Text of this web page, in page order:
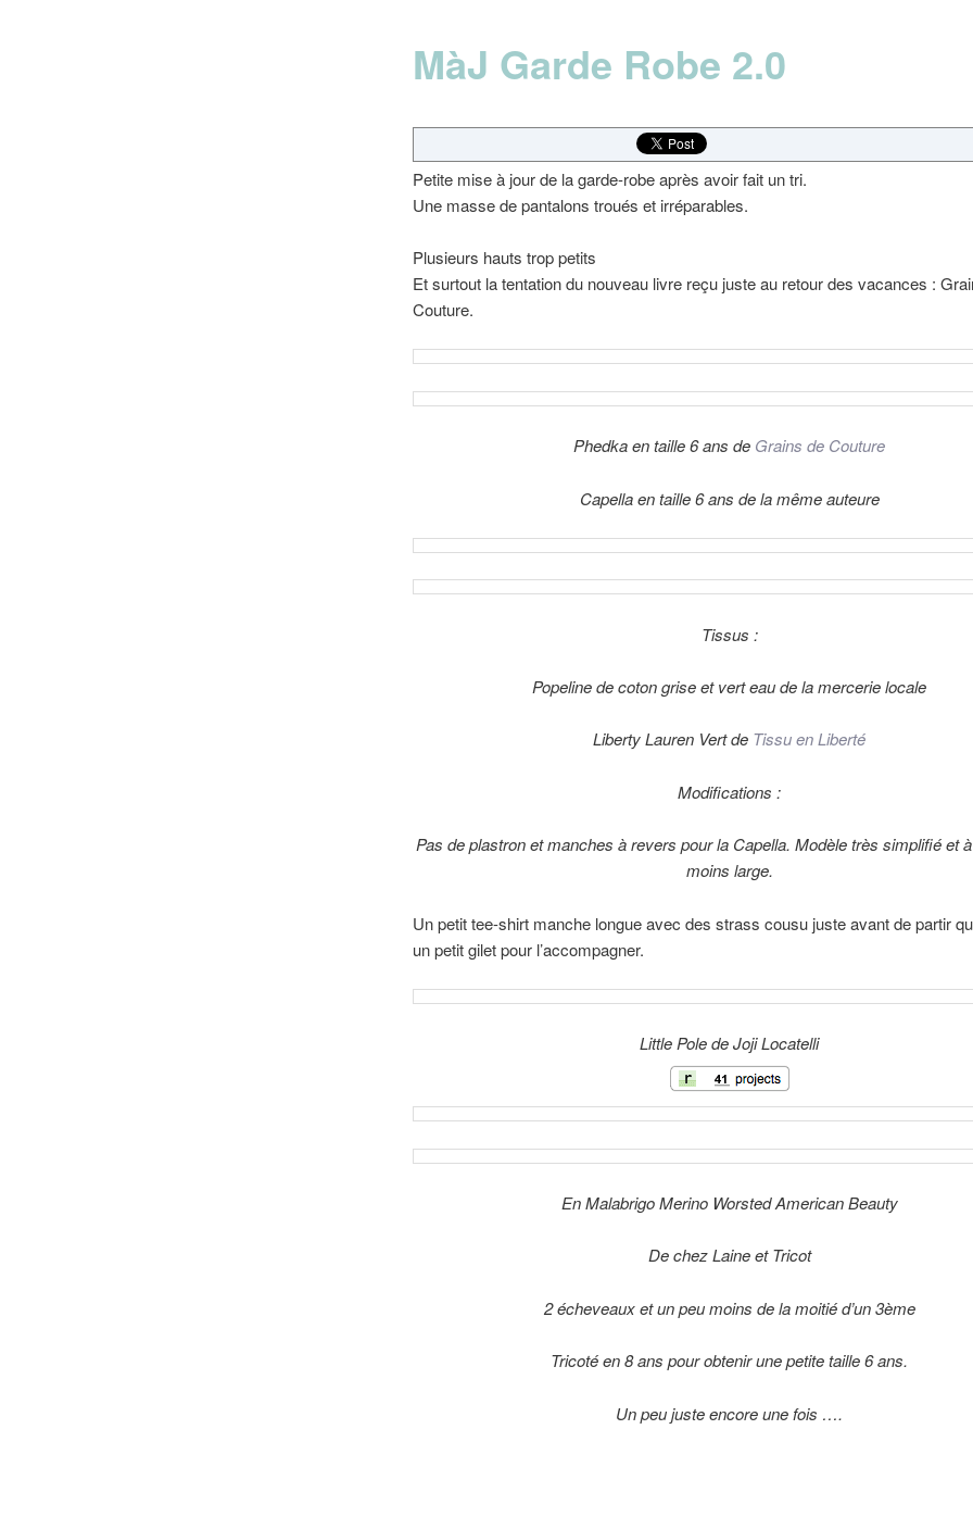
MàJ Garde Robe 2.0
Petite mise à jour de la garde-robe après avoir fait un tri.
Une masse de pantalons troués et irréparables.
Plusieurs hauts trop petits
Et surtout la tentation du nouveau livre reçu juste au retour des vacances :
Couture.
Phedka en taille 6 ans de Grains de Couture
Capella en taille 6 ans de la même auteure
Tissus :
Popeline de coton grise et vert eau de la mercerie locale
Liberty Lauren Vert de Tissu en Liberté
Modifications :
Pas de plastron et manches à revers pour la Capella. Modèle très simplifié et
moins large.
Un petit tee-shirt manche longue avec des strass cousu juste avant de partir
un petit gilet pour l’accompagner.
Little Pole de Joji Locatelli
En Malabrigo Merino Worsted American Beauty
De chez Laine et Tricot
2 écheveaux et un peu moins de la moitié d’un 3ème
Tricoté en 8 ans pour obtenir une petite taille 6 ans.
Un peu juste encore une fois ….